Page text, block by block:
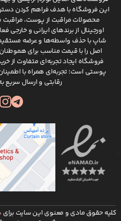
بهداشتی را با بهترین قیمت
تهیه کنید.
این فروشگاه با هدف فراهم کردن
محصولات مراقبت از پوست، مراقبت
اورجینال از برندهای ایرانی و خارجی
شاپ با حذف واسطه‌ها و عرضه مستقیم
اصل را با قیمت مناسب برای
فروشگاه ایجاد تجربه‌ای متفاوت از
پوستی است؛ تجربه‌ای همراه با اطمینان
رقابتی و ارسال سریع
کلیه حقوق مادی و معنوی این سایت برای